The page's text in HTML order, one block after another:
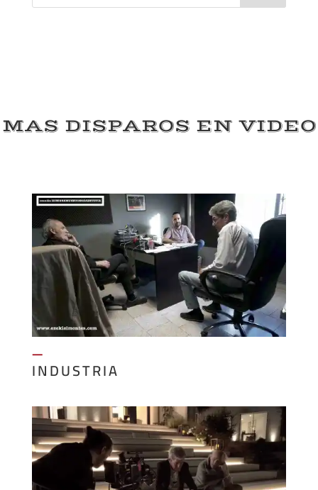
MAS DISPAROS EN VIDEO
—
INDUSTRIA